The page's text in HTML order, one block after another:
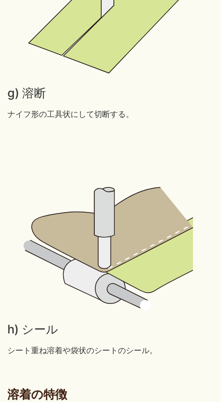
g) 溶断
ナイフ形の工具状にして切断する。
h) シール
シート重ね溶着や袋状のシートのシール。
溶着の特徴